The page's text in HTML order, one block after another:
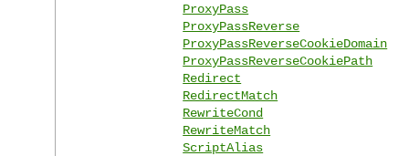
ProxyPass
ProxyPassReverse
ProxyPassReverseCookieDomain
ProxyPassReverseCookiePath
Redirect
RedirectMatch
RewriteCond
RewriteMatch
ScriptAlias